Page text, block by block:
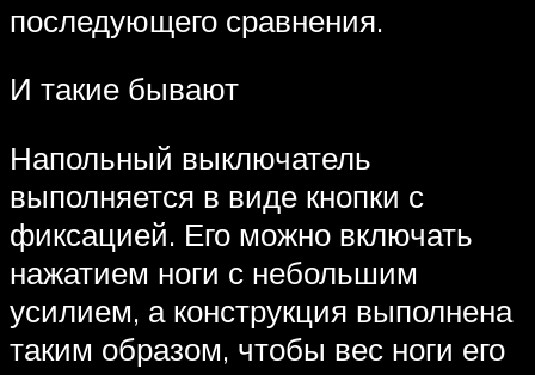
последующего сравнения.
И такие бывают
Напольный выключатель
выполняется в виде кнопки с
фиксацией. Его можно включать
нажатием ноги с небольшим
усилием, а конструкция выполнена
таким образом, чтобы вес ноги его